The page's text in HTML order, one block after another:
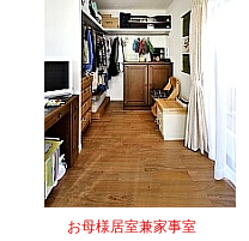
お母様居室兼家事室